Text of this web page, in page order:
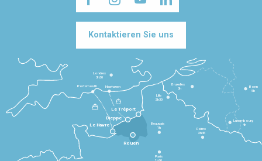
Kontaktieren Sie uns
Le Havre
Dieppe
Le Tréport
Paris
1h30
Beauvais
1h
Reims
2h45
Lille
2h30
Bruxelles
3h
Londres
3h30
Newhaven
Portsmouth
Bonn
5h
Luxembourg
4h
Rouen